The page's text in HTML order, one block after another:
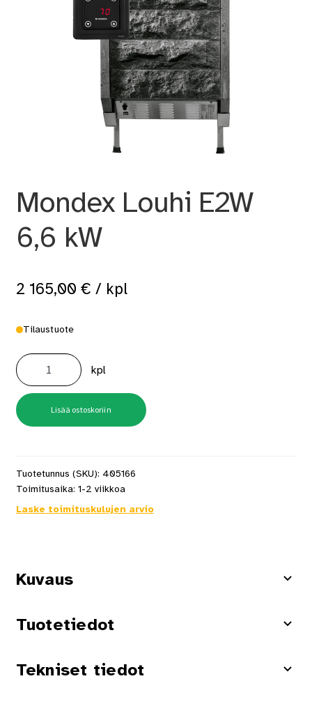
Mondex Louhi E2W
6,6 kW
2 165,00 € / kpl
Tilaustuote
Mondex
Louhi
E2W
6,6
kW
määrä
kpl
Lisää ostoskoriin
Tuotetunnus (SKU): 405166
Toimitusaika: 1-2 viikkoa
Laske toimituskulujen arvio
Kuvaus
Tuotetiedot
Tekniset tiedot